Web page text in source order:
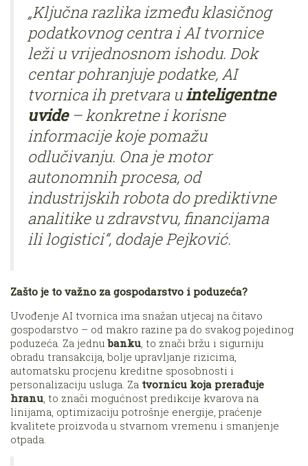
„Ključna razlika između klasičnog
podatkovnog centra i AI tvornice
leži u vrijednosnom ishodu. Dok
centar pohranjuje podatke, AI
tvornica ih pretvara uinteligentne
uvide– konkretne i korisne
informacije koje pomažu
odlučivanju. Ona je motor
autonomnih procesa, od
industrijskih robota do prediktivne
analitike u zdravstvu, financijama
ili logistici“, dodaje Pejković.
Zašto je to važno za gospodarstvo i poduzeća?
Uvođenje AI tvornica ima snažan utjecaj na čitavo
gospodarstvo – od makro razine pa do svakog pojedinog
poduzeća. Za jednubanku, to znači bržu i sigurniju
obradu transakcija, bolje upravljanje rizicima,
automatsku procjenu kreditne sposobnosti i
personalizaciju usluga. Za tvornicu koja prerađuje
hranu, to znači mogućnost predikcije kvarova na
linijama, optimizaciju potrošnje energije, praćenje
kvalitete proizvoda u stvarnom vremenu i smanjenje
otpada.